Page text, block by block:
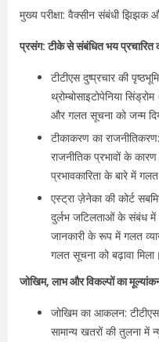
मुख्य परीक्षा: वैक्सीन संबंधी झिझक
प्रसंग: टीके से संबंधित भय प्रचारित
टीटीएस दुष्प्रचार की
थ्रोम्बोसाइटोपेनिया
और गलत सूचना को जन्म
टीकाकरण का
राजनीतिक प्रभावों के
प्रभावकारिता के बारे में
एस्ट्रा ज़ेनेका की कोर्ट
दुर्लभ जटिलताओं के संबंध में
जानकारी के रूप में गलत
गलत सूचना को बढ़ावा मिला।
जोखिम, लाभ और विकल्पों का
जोखिम का आकलन:
सामान्य खतरों की तुलना में